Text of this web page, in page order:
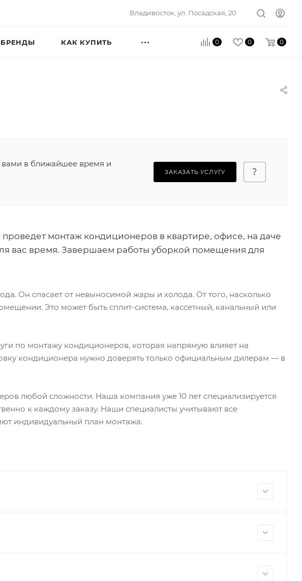
Владивосток, ул. Посадская, 20
0 0 0
БРЕНДЫ КАК КУПИТЬ
вами в ближайшее время и
ЗАКАЗАТЬ УСЛУГУ
монтаж кондиционеров в квартире, офисе, на даче
вас время. Завершаем работы уборкой помещения для
Он спасает от невыносимой жары и холода. От того, насколько
Это может быть сплит-система, кассетный, канальный или
по монтажу кондиционеров, которая напрямую влияет на
кондиционера нужно доверять только официальным дилерам — в
любой сложности. Наша компания уже 10 лет специализируется
к каждому заказу. Наши специалисты учитывают все
индивидуальный план монтажа.